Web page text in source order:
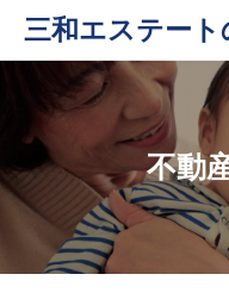
三和エステート
不動